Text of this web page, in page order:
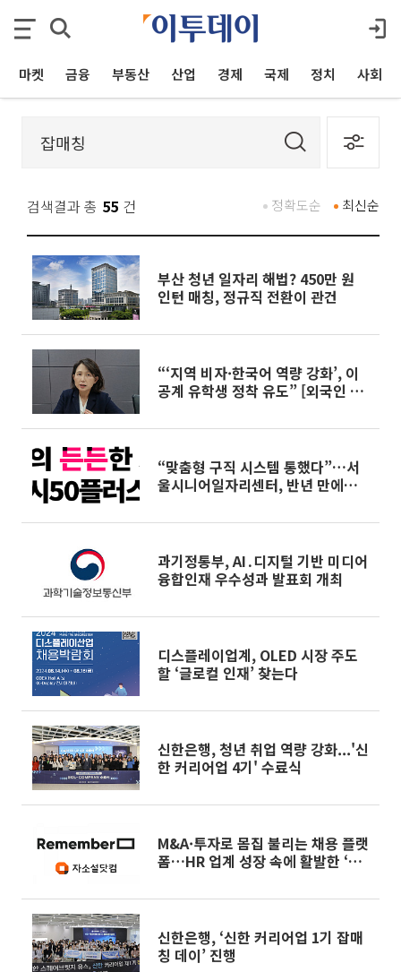
마켓 금융 부동산 산업 경제 국제 정치 사회
검색결과 총 55 건 최신순
정확도순
부산 청년 일자리 해법? 450만 원
인턴 매칭, 정규직 전환이 관건
“‘지역 비자·한국어 역량 강화’, 이
공계 유학생 정착 유도” [외국인 유
“맞춤형 구직 시스템 통했다”…서
울시니어일자리센터, 반년 만에
과기정통부, AI․디지털 기반 미디어
융합인재 우수성과 발표회 개최
디스플레이업계, OLED 시장 주도
할 ‘글로컬 인재’ 찾는다
신한은행, 청년 취업 역량 강화...'신
한 커리어업 4기' 수료식
M&A·투자로 몸집 불리는 채용 플랫
폼…HR 업계 성장 속에 활발한 ‘인
신한은행, ‘신한 커리어업 1기 잡매
칭 데이’ 진행